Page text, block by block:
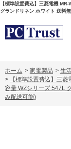
【標準設置費込】三菱電機
グランドリネン ホワイト 送料
ホーム > 家電製品 > 生
>
【標準設置費込】三
容量 WZシリーズ 547L
み配送可能)